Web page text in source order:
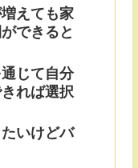
えても家
できると
じて自分
れば選択
いけどバ